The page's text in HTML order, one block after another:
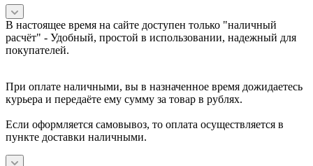
В настоящее время на сайте доступен только "наличный
расчёт" - Удобный, простой в использовании, надежный для
покупателей.
При оплате наличными, вы в назначенное время дожидаетесь
курьера и передаёте ему сумму за товар в рублях.
Если оформляется самовывоз, то оплата осуществляется в
пункте доставки наличными.